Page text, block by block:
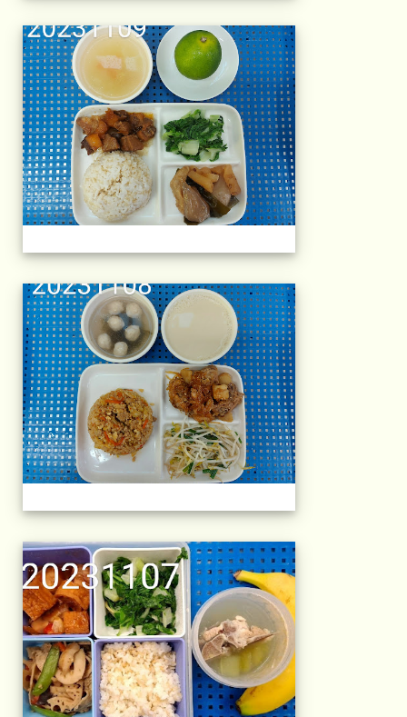
午餐擺盤 (上課
午餐擺盤 (上課